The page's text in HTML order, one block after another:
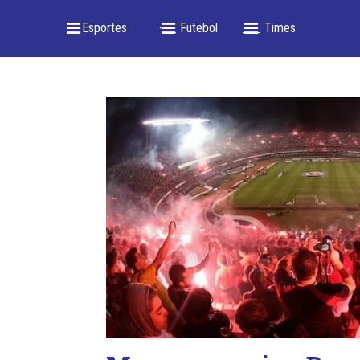
_ Esportes -- _ Futebol ___ Times